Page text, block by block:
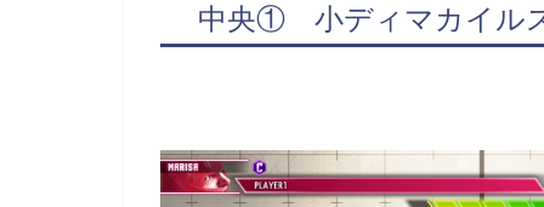
中央① 小ディマカイル